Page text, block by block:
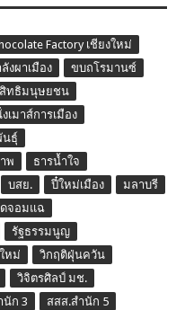
Factory เชียงใหม่
งผาเมือง
ขบถโรมานซ์
ทธิมนุษยชน
เมาส์การเมือง
นธุ์
พ
ธารน้ำใจ
บสย. ปี๋ใหม่เมือง
มลาบรี
จอมแฉ
รัฐธรรมนูญ
หม่
วิกฤติฝุ่นควัน
วิจิตรศิลป์ มช.
นัก 3
สสส.สำนัก 5